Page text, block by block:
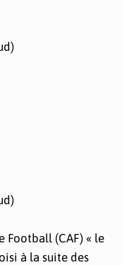
Football (CAF) « le
à la suite des